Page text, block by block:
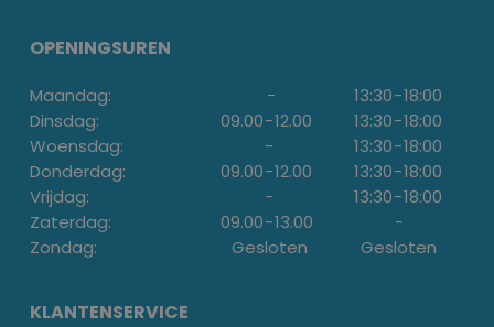
OPENINGSUREN
Maandag: - 13:30-18:00
Dinsdag:
09.00-12.00 13:30-18:00
Woensdag:
- 13:30-18:00
Donderdag:
09.00-12.00 13:30-18:00
Vrijdag:
- 13:30-18:00
Zaterdag:
09.00-13.00
-
Zondag:
Gesloten Gesloten
KLANTENSERVICE